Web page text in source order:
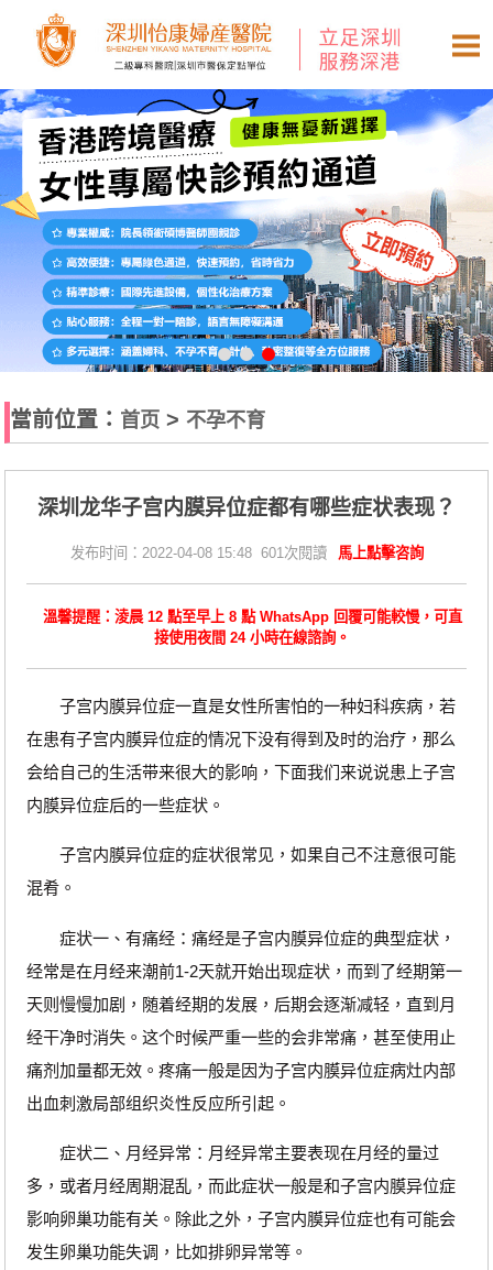
當前位置： 首页 > 不孕不育
深圳龙华子宫内膜异位症都有哪些症状表现？
发布时间：2022-04-08 15:48 601次閱讀 馬上點擊咨詢
溫馨提醒：淩晨 12 點至早上 8 點 WhatsApp 回覆可能較慢，可直
接使用夜間 24 小時在線諮詢。
子宫内膜异位症一直是女性所害怕的一种妇科疾病，若
在患有子宫内膜异位症的情况下没有得到及时的治疗，那么
会给自己的生活带来很大的影响，下面我们来说说患上子宫
内膜异位症后的一些症状。
子宫内膜异位症的症状很常见，如果自己不注意很可能
混肴。
症状一、有痛经：痛经是子宫内膜异位症的典型症状，
经常是在月经来潮前1-2天就开始出现症状，而到了经期第一
天则慢慢加剧，随着经期的发展，后期会逐渐减轻，直到月
经干净时消失。这个时候严重一些的会非常痛，甚至使用止
痛剂加量都无效。疼痛一般是因为子宫内膜异位症病灶内部
出血刺激局部组织炎性反应所引起。
症状二、月经异常：月经异常主要表现在月经的量过
多，或者月经周期混乱，而此症状一般是和子宫内膜异位症
影响卵巢功能有关。除此之外，子宫内膜异位症也有可能会
发生卵巢功能失调，比如排卵异常等。